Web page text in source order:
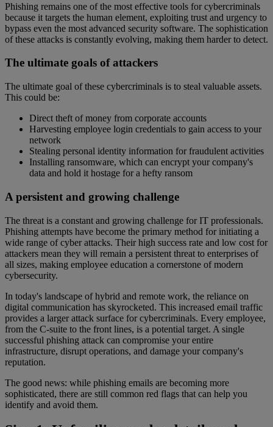
Phishing remains one of the most effective tools for cybercriminals
because it targets the human element, exploiting trust and urgency to
bypass even the most advanced security software. The sophistication
of these attacks is constantly evolving, making them harder to detect.
The ultimate goals of attackers
The ultimate goal of these cybercriminals is to steal valuable assets.
This could be:
Direct theft of money from corporate accounts
Harvesting employee login credentials to gain access to your
network
Stealing personal identity information for fraudulent activities
Installing ransomware, which can encrypt your company's
data and hold it hostage for a hefty ransom
A persistent and growing challenge
The threat is a constant and growing challenge for IT professionals.
Phishing attempts have become the primary method for initiating a
wide range of cyber attacks. Their high success rate and low cost for
attackers mean they will remain a persistent threat to enterprises of
all sizes, making employee education a cornerstone of modern
cybersecurity.
In today's landscape of hybrid and remote work, the reliance on
digital communication has skyrocketed. This increased email traffic
provides a larger attack surface for cybercriminals. Every employee,
from the C-suite to the front lines, is a potential target. A single
successful phishing attack can compromise your entire
infrastructure, disrupt operations, and damage your company's
reputation.
The good news: while phishing emails are becoming more
sophisticated, there are still common red flags that can help you
identify and avoid them.